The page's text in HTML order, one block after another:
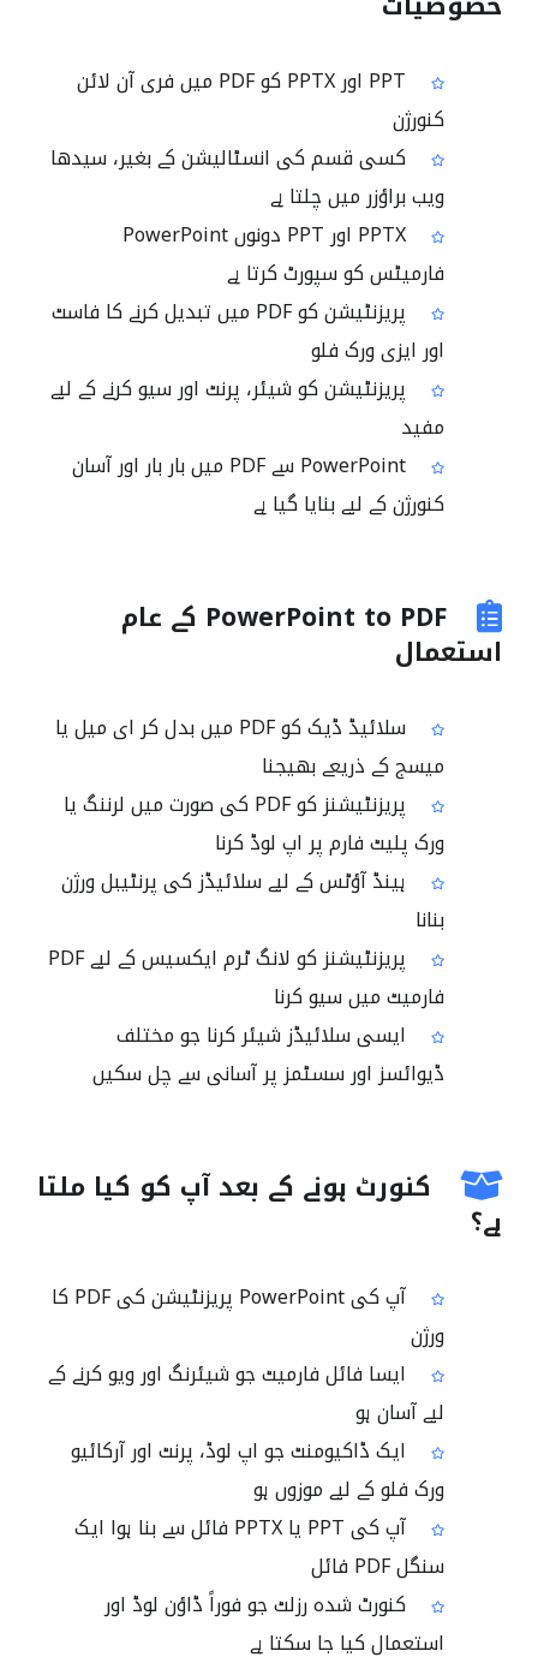
PPT اور PPTX کو PDF میں فری آن لائن
کنورژن
کسی قسم کی انسٹالیشن کے بغیر، سیدھا
ویب براؤزر میں چلتا ہے
PPTX اور PPT دونوں PowerPoint
فارمیٹس کو سپورٹ کرتا ہے
پریزنٹیشن کو PDF میں تبدیل کرنے کا فاسٹ
اور ایزی ورک فلو
پریزنٹیشن کو شیئر، پرنٹ اور سیو کرنے کے لیے
مفید
PowerPoint سے PDF میں بار بار اور آسان
کنورژن کے لیے بنایا گیا ہے
PowerPoint to PDF کے عام
استعمال
سلائیڈ ڈیک کو PDF میں بدل کر ای میل یا
میسج کے ذریعے بھیجنا
پریزنٹیشنز کو PDF کی صورت میں لرننگ یا
ورک پلیٹ فارم پر اپ لوڈ کرنا
ہینڈ آؤٹس کے لیے سلائیڈز کی پرنٹیبل ورژن
بنانا
پریزنٹیشنز کو لانگ ٹرم ایکسیس کے لیے PDF
فارمیٹ میں سیو کرنا
ایسی سلائیڈز شیئر کرنا جو مختلف
ڈیوائسز اور سسٹمز پر آسانی سے چل سکیں
کنورٹ ہونے کے بعد آپ کو کیا ملتا
ہے؟
آپ کی PowerPoint پریزنٹیشن کی PDF کا
ورژن
ایسا فائل فارمیٹ جو شیئرنگ اور ویو کرنے کے
لیے آسان ہو
ایک ڈاکیومنٹ جو اپ لوڈ، پرنٹ اور آرکائیو
ورک فلو کے لیے موزوں ہو
آپ کی PPT یا PPTX فائل سے بنا ہوا ایک
سنگل PDF فائل
کنورٹ شدہ رزلٹ جو فوراً ڈاؤن لوڈ اور
استعمال کیا جا سکتا ہے